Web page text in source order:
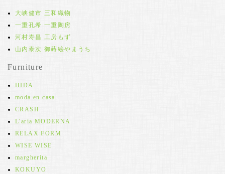
大峡健市 三和織物
一重孔希 一重陶房
河村寿昌 工房もず
山内泰次 御蒔絵やまうち
Furniture
HIDA
moda en casa
CRASH
L'aria MODERNA
RELAX FORM
WISE WISE
margherita
KOKUYO